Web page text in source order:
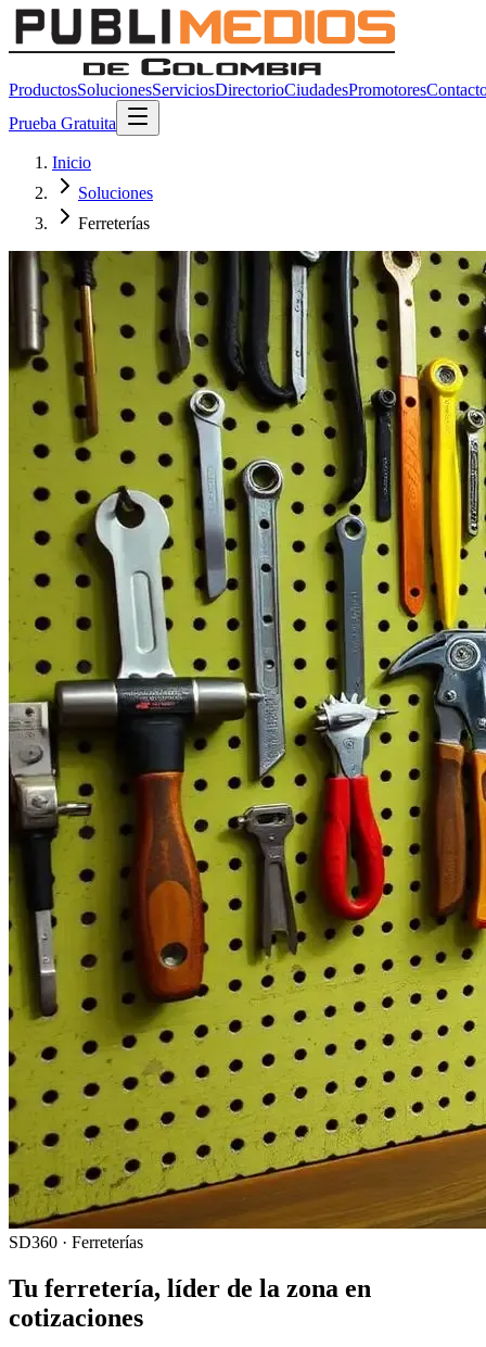
ProductosSolucionesServiciosDirectorioCiudadesPromotores
Prueba Gratuita
Inicio
Soluciones
Ferreterías
SD360 · Ferreterías
Tu ferretería, líder de la zona en
cotizaciones